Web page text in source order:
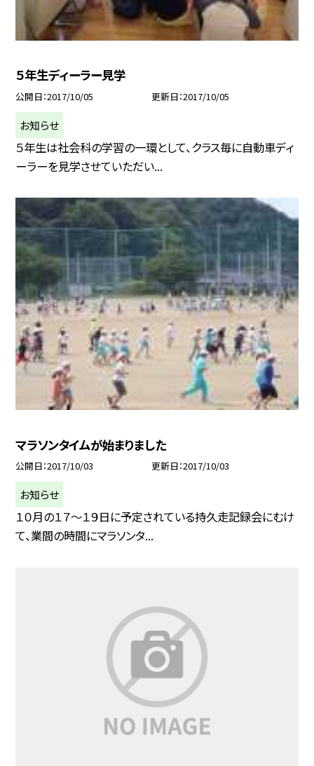
５年生ディーラー見学
公開日 2017/10/05 更新日 2017/10/05
お知らせ
５年生は社会科の学習の一環として、クラス毎に自動車ディ
ーラーを見学させていただい...
マラソンタイムが始まりました
公開日 2017/10/03 更新日 2017/10/03
お知らせ
１０月の１７〜１９日に予定されている持久走記録会にむけ
て、業間の時間にマラソンタ...